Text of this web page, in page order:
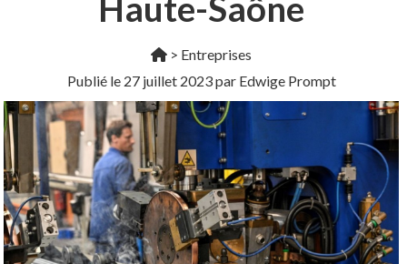
> Entreprises
Publié le 27 juillet 2023par Edwige Prompt